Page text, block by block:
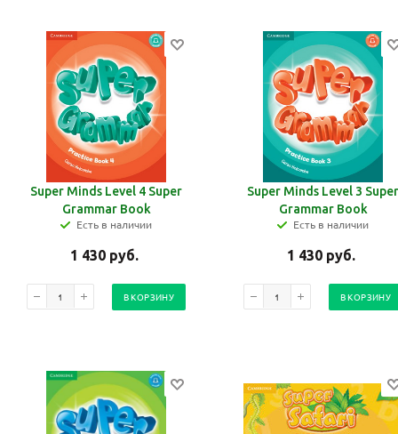
Super Minds Level 4 Super
Grammar Book
Есть в наличии
1 430 руб.
В КОРЗИНУ
Super Minds Level 3 Super
Grammar Book
Есть в наличии
1 430 руб.
В КОРЗИНУ